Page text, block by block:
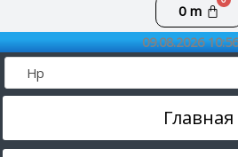
0m
09.08.2026
Hp
Главная